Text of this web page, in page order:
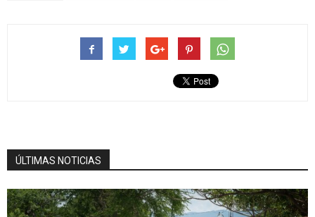
ÚLTIMAS NOTICIAS